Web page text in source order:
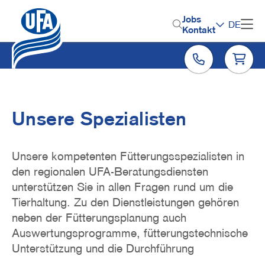
Inhalt
H
e
a
d
r
e
n
u
Jobs
Kontakt
DE
Unsere Spezialisten
Unsere kompetenten Fütterungsspezialisten in
den regionalen UFA-Beratungsdiensten
unterstützen Sie in allen Fragen rund um die
Tierhaltung. Zu den Dienstleistungen gehören
neben der Fütterungsplanung auch
Auswertungsprogramme, fütterungstechnische
Unterstützung und die Durchführung